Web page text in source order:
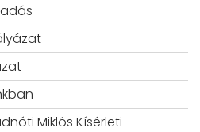
Miklós Kísérleti